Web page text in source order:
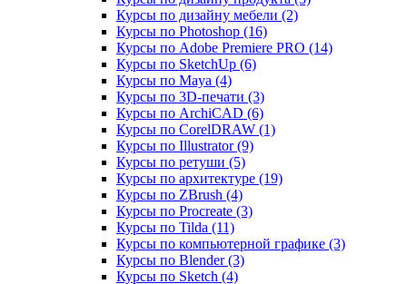
Курсы по дизайну мебели (2)
Курсы по Photoshop (16)
Курсы по Adobe Premiere PRO (14)
Курсы по SketchUp (6)
Курсы по Maya (4)
Курсы по 3D-печати (3)
Курсы по ArchiCAD (6)
Курсы по CorelDRAW (1)
Курсы по Illustrator (9)
Курсы по ретуши (5)
Курсы по архитектуре (19)
Курсы по ZBrush (4)
Курсы по Procreate (3)
Курсы по Tilda (11)
Курсы по компьютерной графике (3)
Курсы по Blender (3)
Курсы по Sketch (4)